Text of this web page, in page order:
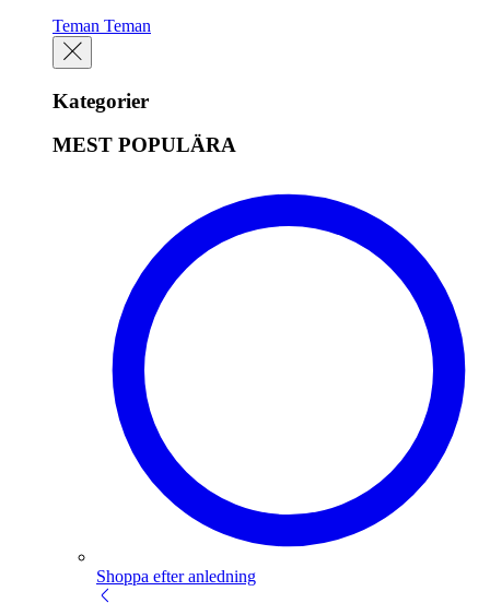
Teman Teman
Kategorier
MEST POPULÄRA
Shoppa efter anledning